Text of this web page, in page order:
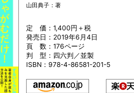
山田典子：著
定 価：1,400円＋税
発売日：2019年6月4日
頁 数：176ページ
判 型：四六判／並製
ISBN：978-4-86581-201-5